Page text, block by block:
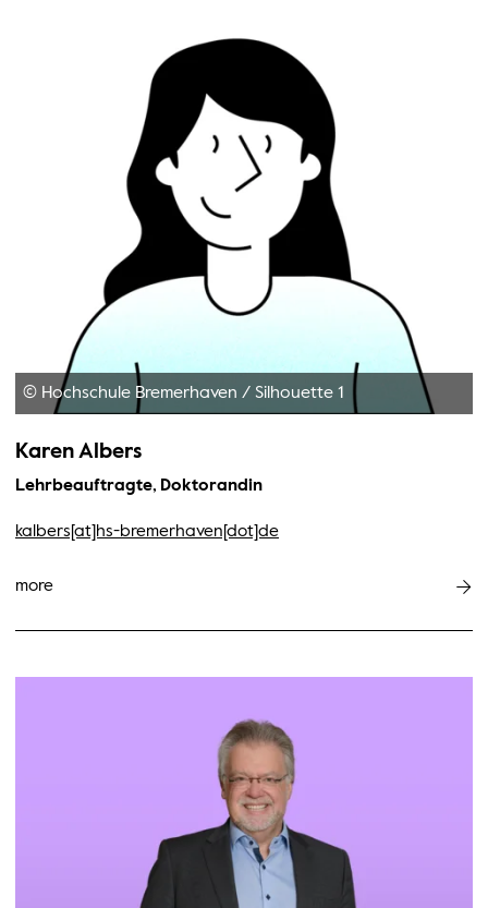
© Hochschule Bremerhaven / Silhouette 1
Karen Albers
Lehrbeauftragte, Doktorandin
kalbers[at]hs-bremerhaven[dot]de
more